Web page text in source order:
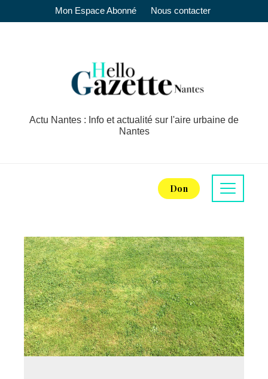
Mon Espace Abonné Nous contacter
Actu Nantes : Info et actualité sur l'aire urbaine de
Nantes
Don